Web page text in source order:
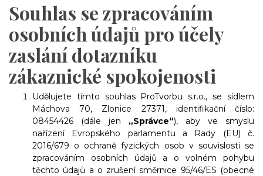
Souhlas se zpracováním
osobních údajů pro účely
zaslání dotazníku
zákaznické spokojenosti
Udělujete tímto souhlas ProTvorbu s.r.o., se sídlem
Máchova 70, Zlonice 27371, identifikační číslo:
08454426 (dále jen „Správce“), aby ve smyslu
nařízení Evropského parlamentu a Rady (EU) č.
2016/679 o ochraně fyzických osob v souvislosti se
zpracováním osobních údajů a o volném pohybu
těchto údajů a o zrušení směrnice 95/46/ES (obecné